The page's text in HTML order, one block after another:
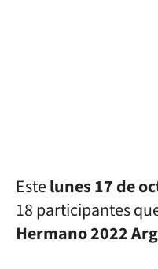
Estelunes 17 de
18 participantes
Hermano 2022